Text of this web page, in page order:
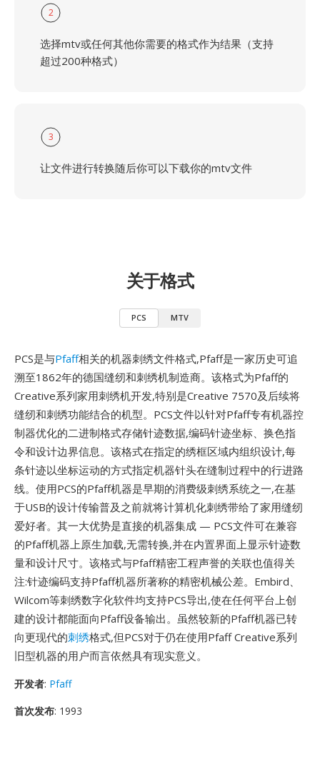
2
选择mtv或任何其他你需要的格式作为结果（支持
超过200种格式）
3
让文件进行转换随后你可以下载你的mtv文件
关于格式
PCS MTV
PCS是与Pfaff相关的机器刺绣文件格式,Pfaff是一家历史可追
溯至1862年的德国缝纫和刺绣机制造商。该格式为Pfaff的
Creative系列家用刺绣机开发,特别是Creative 7570及后续将
缝纫和刺绣功能结合的机型。PCS文件以针对Pfaff专有机器控
制器优化的二进制格式存储针迹数据,编码针迹坐标、换色指
令和设计边界信息。该格式在指定的绣框区域内组织设计,每
条针迹以坐标运动的方式指定机器针头在缝制过程中的行进路
线。使用PCS的Pfaff机器是早期的消费级刺绣系统之一,在基
于USB的设计传输普及之前就将计算机化刺绣带给了家用缝纫
爱好者。其一大优势是直接的机器集成 — PCS文件可在兼容
的Pfaff机器上原生加载,无需转换,并在内置界面上显示针迹数
量和设计尺寸。该格式与Pfaff精密工程声誉的关联也值得关
注:针迹编码支持Pfaff机器所著称的精密机械公差。Embird、
Wilcom等刺绣数字化软件均支持PCS导出,使在任何平台上创
建的设计都能面向Pfaff设备输出。虽然较新的Pfaff机器已转
向更现代的刺绣格式,但PCS对于仍在使用Pfaff Creative系列
旧型机器的用户而言依然具有现实意义。
开发者: Pfaff
首次发布: 1993